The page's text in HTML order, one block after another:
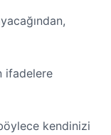
ifadelere
kendinizi